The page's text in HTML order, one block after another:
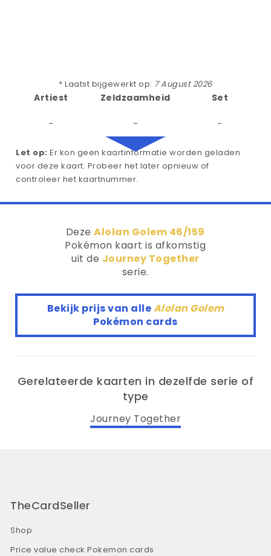
* Laatst bijgewerkt op: 7 August 2026
Artiest
-
Zeldzaamheid
-
Set
-
Let op: Er kon geen kaartinformatie worden geladen
voor deze kaart. Probeer het later opnieuw of
controleer het kaartnummer.
DezeAlolan Golem 46/159
Pokémon kaart is afkomstig
uit de Journey Together
serie.
Bekijk prijs van alleAlolan Golem
Pokémon cards
Gerelateerde kaarten in dezelfde serie of
type
Journey Together
TheCardSeller
Shop
Price value check Pokemon cards